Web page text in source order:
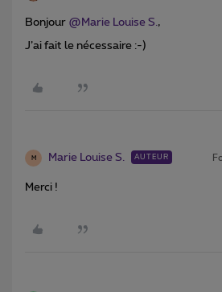
Bonjour @Marie Louise S.,
J’ai fait le nécessaire :-)
M Marie Louise S. AUTEUR
Merci !